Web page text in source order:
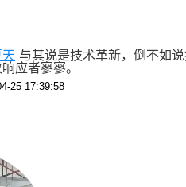
与其说是技术革新，倒不如
应者寥寥。
25 17:39:58